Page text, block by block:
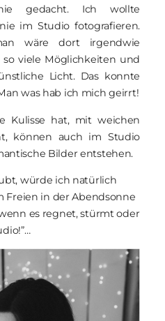
gedacht. Ich wollte
im Studio fotografieren.
wäre dort irgendwie
viele Möglichkeiten und
Licht. Das konnte
was hab ich mich geirrt!
Kulisse hat, mit weichen
können auch im Studio
Bilder entstehen.
würde ich natürlich
Freien in der Abendsonne
es regnet, stürmt oder